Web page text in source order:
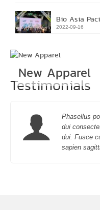
Bio Asia
2022-09-16
New Apparel
Testimonials
Phasellus
dui
dui. Fusce
sapien